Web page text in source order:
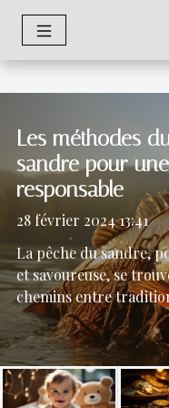
Les méthodes
sandre pour
responsable
28 février 2024 13:41
La pêche du sandre,
et savoureuse, se
chemins entre
des milieux
les ressources
des méthodes
option mais une